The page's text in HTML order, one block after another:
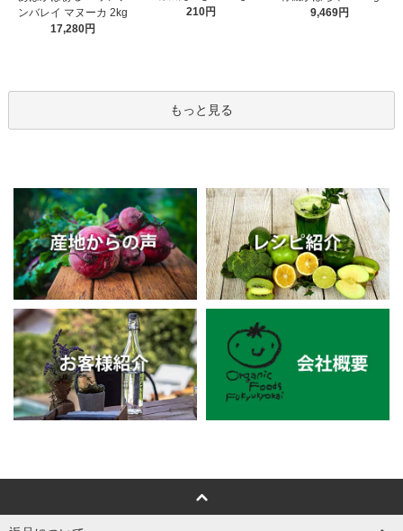
ンバレイ マヌーカ 2kg
17,280円
210円
9,469円
もっと見る